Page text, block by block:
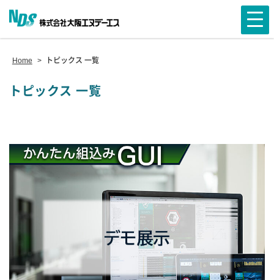
Home > トピックス 一覧
トピックス 一覧